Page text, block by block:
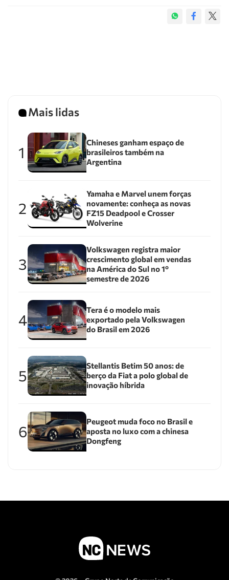
Mais lidas
1
Chineses ganham espaço de
brasileiros também na
Argentina
2
Yamaha e Marvel unem forças
novamente: conheça as novas
FZ15 Deadpool e Crosser
Wolverine
3
Volkswagen registra maior
crescimento global em vendas
na América do Sul no 1º
semestre de 2026
4
Tera é o modelo mais
exportado pela Volkswagen
do Brasil em 2026
5
Stellantis Betim 50 anos: de
berço da Fiat a polo global de
inovação híbrida
6
Peugeot muda foco no Brasil e
aposta no luxo com a chinesa
Dongfeng